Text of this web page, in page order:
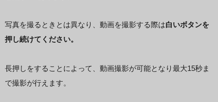
写真を撮るときとは異なり、動画を撮影する際は白いボタンを
押し続けてください。
長押しをすることによって、動画撮影が可能となり最大15秒ま
で撮影が行えます。